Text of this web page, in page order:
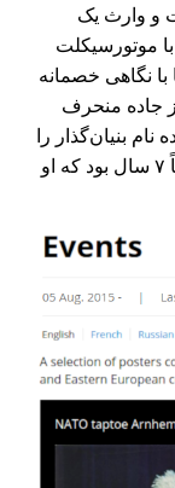
و وارث یک
موتورسیکلت
نگاهی خصمانه
جاده منحرف
بنیان‌گذار را
صدا زد که آن هم عجیب تجربه شد زیرا تقریباً ۷ سال بود که او